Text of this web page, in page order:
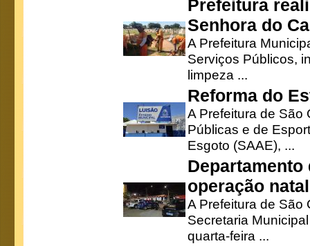
Prefeitura
Senhora do
A Prefeitura
Serviços Públicos,
limpeza ...
Reforma do
A Prefeitura de São
Públicas e de
Esgoto (SAAE), ...
operação
A Prefeitura de São
Secretaria
quarta-feira ...